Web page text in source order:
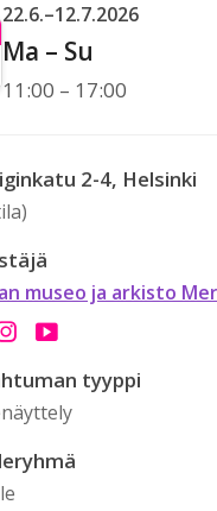
22.6.–12.7.2026
Ma – Su
11:00 – 17:00
2-4, Helsinki
museo ja arkisto
tyyppi